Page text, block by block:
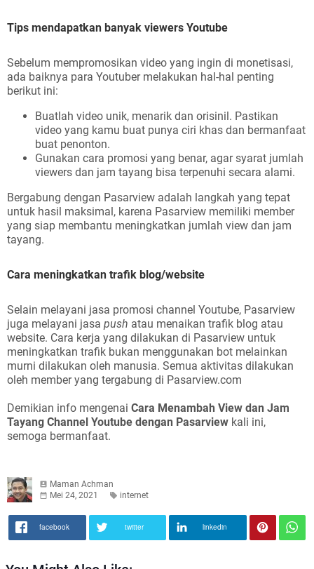
Tips mendapatkan banyak viewers Youtube
Sebelum mempromosikan video yang ingin di monetisasi,
ada baiknya para Youtuber melakukan hal-hal penting
berikut ini:
Buatlah video unik, menarik dan orisinil. Pastikan
video yang kamu buat punya ciri khas dan bermanfaat
buat penonton.
Gunakan cara promosi yang benar, agar syarat jumlah
viewers dan jam tayang bisa terpenuhi secara alami.
Bergabung dengan Pasarview adalah langkah yang tepat
untuk hasil maksimal, karena Pasarview memiliki member
yang siap membantu meningkatkan jumlah view dan jam
tayang.
Cara meningkatkan trafik blog/website
Selain melayani jasa promosi channel Youtube, Pasarview
juga melayani jasa push atau menaikan trafik blog atau
website. Cara kerja yang dilakukan di Pasarview untuk
meningkatkan trafik bukan menggunakan bot melainkan
murni dilakukan oleh manusia. Semua aktivitas dilakukan
oleh member yang tergabung di Pasarview.com
Demikian info mengenai Cara Menambah View dan Jam
Tayang Channel Youtube dengan Pasarview kali ini,
semoga bermanfaat.
Maman Achman
Mei 24, 2021
internet
facebook twitter linkedin